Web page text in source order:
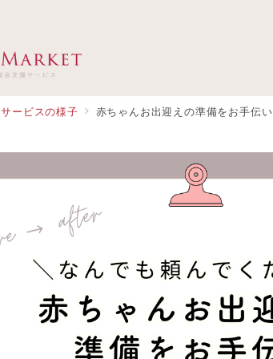
サービスの様子 赤ちゃんお出迎えの準備をお手伝い